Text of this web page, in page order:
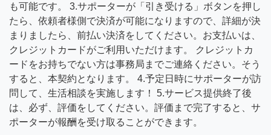
も可能です。 3.サポーターが「引き受ける」ボタンを押し
たら、依頼者様側で決済が可能になりますので、詳細が決
まりましたら、前払い決済をしてください。お支払いは、
クレジットカードがご利用いただけます。 クレジットカ
ードをお持ちでない方は事務局までご連絡ください。そう
すると、本契約となります。 4.予定日時にサポーターが訪
問して、生活相談を実施します！ 5.サービス提供終了後
は、必ず、評価をしてください。評価まで完了すると、サ
ポーターが報酬を受け取ることができます。